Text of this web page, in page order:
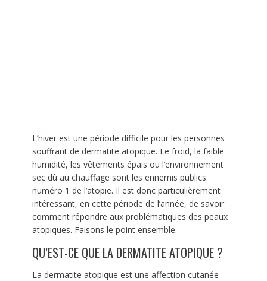
L’hiver est une période difficile pour les personnes
souffrant de dermatite atopique. Le froid, la faible
humidité, les vêtements épais ou l’environnement
sec dû au chauffage sont les ennemis publics
numéro 1 de l’atopie. Il est donc particulièrement
intéressant, en cette période de l’année, de savoir
comment répondre aux problématiques des peaux
atopiques. Faisons le point ensemble.
QU’EST-CE QUE LA DERMATITE ATOPIQUE ?
La dermatite atopique est une affection cutanée